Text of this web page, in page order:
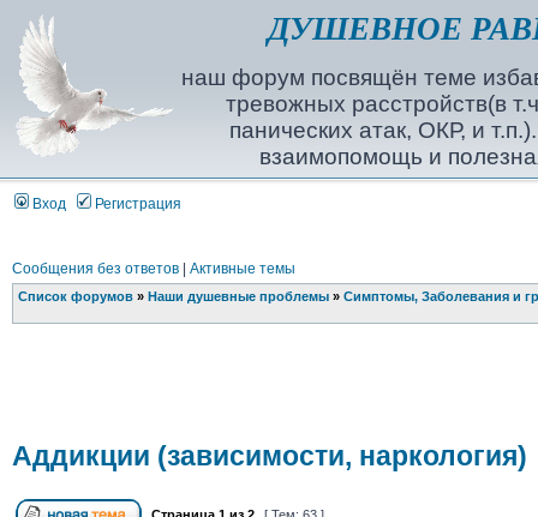
ДУШЕВНОЕ
наш форум посвящён теме
тревожных расстройств(в
панических атак, ОКР, и
взаимопомощь и
Вход Регистрация
Сообщения без ответов| Активные темы
Список форумов» Наши душевные проблемы» Симптомы, Заболевания и
Аддикции (зависимости, наркология)